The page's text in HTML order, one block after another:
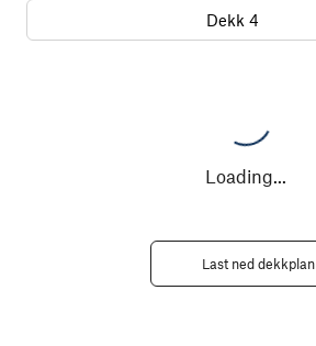
Dekk 4
Loading
Last ned dekkplan